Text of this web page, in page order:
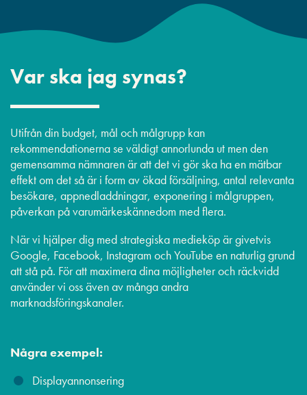
Var ska jag synas?
Utifrån din budget, mål och målgrupp kan
rekommendationerna se väldigt annorlunda ut men den
gemensamma nämnaren är att det vi gör ska ha en mätbar
effekt om det så är i form av ökad försäljning, antal relevanta
besökare, appnedladdningar, exponering i målgruppen,
påverkan på varumärkeskännedom med flera.
När vi hjälper dig med strategiska medieköp är givetvis
Google, Facebook, Instagram och YouTube en naturlig grund
att stå på. För att maximera dina möjligheter och räckvidd
använder vi oss även av många andra
marknadsföringskanaler.
Några exempel:
Displayannonsering